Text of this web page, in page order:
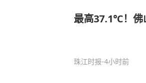
最高37.1℃！佛
珠江时报-4小时前